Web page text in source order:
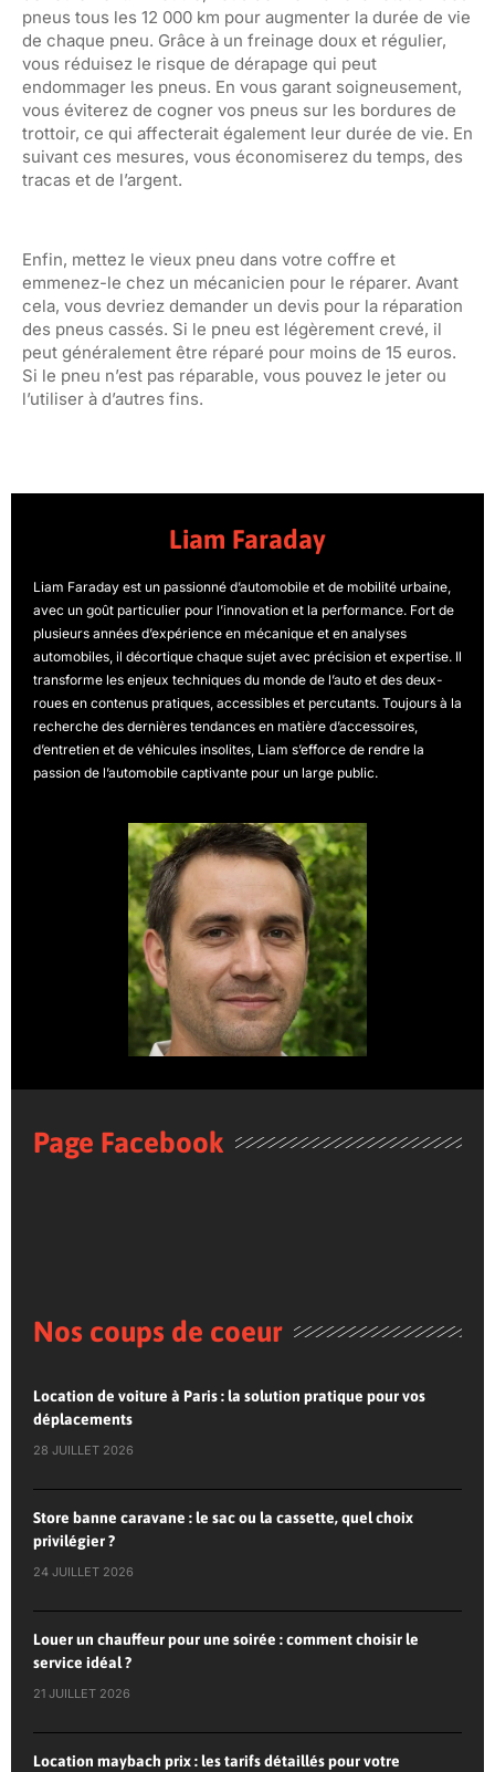
pneus tous les 12 000 km pour augmenter la durée de vie
de chaque pneu. Grâce à un freinage doux et régulier,
vous réduisez le risque de dérapage qui peut
endommager les pneus. En vous garant soigneusement,
vous éviterez de cogner vos pneus sur les bordures de
trottoir, ce qui affecterait également leur durée de vie. En
suivant ces mesures, vous économiserez du temps, des
tracas et de l’argent.
Enfin, mettez le vieux pneu dans votre coffre et
emmenez-le chez un mécanicien pour le réparer. Avant
cela, vous devriez demander un devis pour la réparation
des pneus cassés. Si le pneu est légèrement crevé, il
peut généralement être réparé pour moins de 15 euros.
Si le pneu n’est pas réparable, vous pouvez le jeter ou
l’utiliser à d’autres fins.
Liam Faraday
Liam Faraday est un passionné d’automobile et de mobilité urbaine,
avec un goût particulier pour l’innovation et la performance. Fort de
plusieurs années d’expérience en mécanique et en analyses
automobiles, il décortique chaque sujet avec précision et expertise. Il
transforme les enjeux techniques du monde de l’auto et des deux-
roues en contenus pratiques, accessibles et percutants. Toujours à la
recherche des dernières tendances en matière d’accessoires,
d’entretien et de véhicules insolites, Liam s’efforce de rendre la
passion de l’automobile captivante pour un large public.
Page Facebook
Nos coups de coeur
Location de voiture à Paris : la solution pratique pour vos
déplacements
28 JUILLET 2026
Store banne caravane : le sac ou la cassette, quel choix
privilégier ?
24 JUILLET 2026
Louer un chauffeur pour une soirée : comment choisir le
service idéal ?
21 JUILLET 2026
Location maybach prix : les tarifs détaillés pour votre